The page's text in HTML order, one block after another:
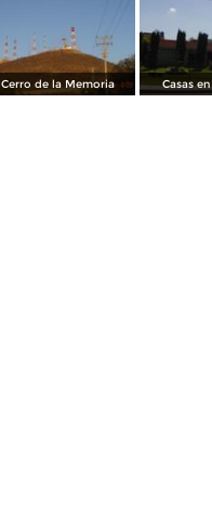
Cerro de la Memoria Casas